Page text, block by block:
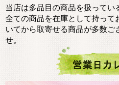
当店は多品目の商品を扱って
全ての商品を在庫として持って
いてから取寄せる商品が多数ご
せ。